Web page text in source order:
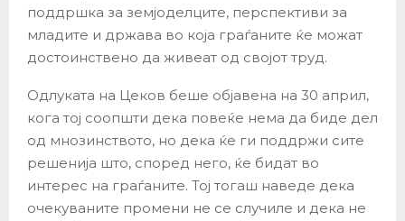
поддршка за земјоделците, перспективи за
младите и држава во која граѓаните ќе можат
достоинствено да живеат од својот труд.
Одлуката на Цеков беше објавена на 30 април,
кога тој соопшти дека повеќе нема да биде дел
од мнозинството, но дека ќе ги поддржи сите
решенија што, според него, ќе бидат во
интерес на граѓаните. Тој тогаш наведе дека
очекуваните промени не се случиле и дека не